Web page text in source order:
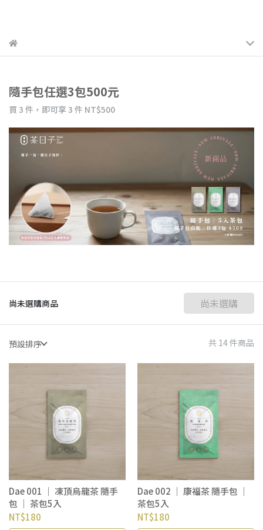
隨手包任選3包500元
買 3 件， 即可享 3 件 NT$500
尚未選購商品 尚未選購
預設排序 共 14 件商品
Dae 001 ｜ 凍頂烏龍茶 隨手
包 ｜ 茶包5入
NT$180
Dae 002 ｜ 康福茶 隨手包 ｜
茶包5入
NT$180